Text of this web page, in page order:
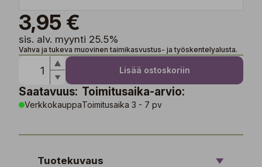
3,95 €
sis. alv. myynti 25.5%
Vahva ja tukeva muovinen taimikasvustus- ja työskentelyalusta.
Lisää ostoskoriin
Saatavuus:
Verkkokauppa
Toimitusaika-arvio:
Toimitusaika 3 - 7 pv
Tuotekuvaus